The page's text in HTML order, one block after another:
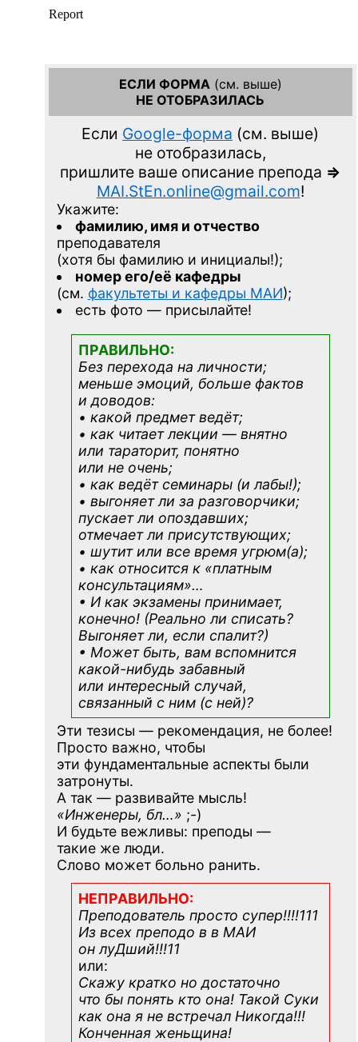
ЕСЛИ ФОРМА (см. выше)
НЕ ОТОБРАЗИЛАСЬ
Если Google-форма (см. выше)
не отобразилась,
пришлите ваше описание препода =>
MAI.StEn.online@gmail.com!
Укажите:
фамилию, имя и отчество
преподавателя
(хотя бы фамилию и инициалы!);
номер его/её кафедры
(см. факультеты и кафедры МАИ);
есть фото — присылайте!
ПРАВИЛЬНО:
Без перехода на личности;
меньше эмоций, больше фактов
и доводов:
• какой предмет ведёт;
• как читает лекции — внятно
или тараторит, понятно
или не очень;
• как ведёт семинары (и лабы!);
• выгоняет ли за разговорчики;
пускает ли опоздавших;
отмечает ли присутствующих;
• шутит или все время угрюм(а);
• как относится к «платным
консультациям»…
• И как экзамены принимает,
конечно! (Реально ли списать?
Выгоняет ли, если спалит?)
• Может быть, вам вспомнится
какой-нибудь забавный
или интересный случай,
связанный с ним (с ней)?
Эти тезисы — рекомендация, не более!
Просто важно, чтобы
эти фундаментальные аспекты были
затронуты.
А так — развивайте мысль!
«Инженеры, бл…» ;-)
И будьте вежливы: преподы —
такие же люди.
Слово может больно ранить.
НЕПРАВИЛЬНО:
Преподователь просто супер!!!!111
Из всех преподо в в МАИ
он луДший!!!11
или:
Скажу кратко но достаточно
что бы понять кто она! Такой Суки
как она я не встречал Никогда!!!
Конченная женьщина!